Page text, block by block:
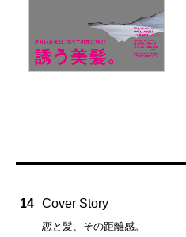
14 Cover Story
恋と髪、その距離感。